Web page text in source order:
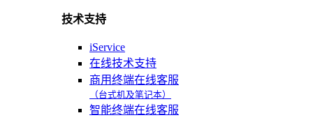
技术支持
iService
在线技术支持
商用终端在线客服
（台式机及笔记本）
智能终端在线客服